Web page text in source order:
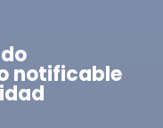
notificable